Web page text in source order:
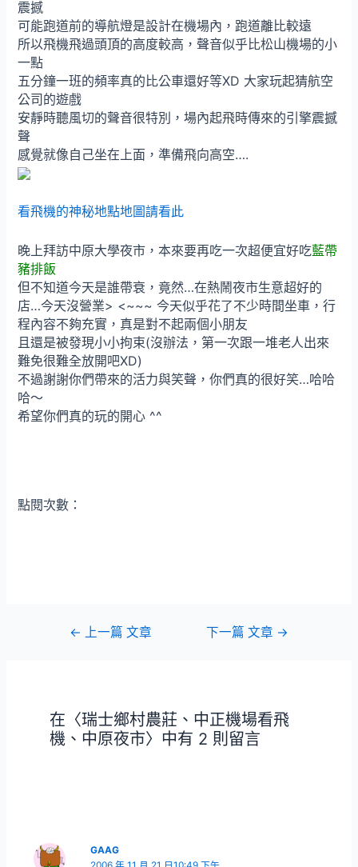
震撼
可能跑道前的導航燈是設計在機場內，跑道離比較遠
所以飛機飛過頭頂的高度較高，聲音似乎比松山機場的小
一點
五分鐘一班的頻率真的比公車還好等XD 大家玩起猜航空
公司的遊戲
安靜時聽風切的聲音很特別，場內起飛時傳來的引擎震撼
聲
感覺就像自己坐在上面，準備飛向高空….
看飛機的神秘地點地圖請看此
晚上拜訪中原大學夜市，本來要再吃一次超便宜好吃藍帶
豬排飯
但不知道今天是誰帶衰，竟然…在熱鬧夜市生意超好的
店…今天沒營業> <~~~ 今天似乎花了不少時間坐車，行
程內容不夠充實，真是對不起兩個小朋友
且還是被發現小小拘束(沒辦法，第一次跟一堆老人出來
難免很難全放開吧XD)
不過謝謝你們帶來的活力與笑聲，你們真的很好笑…哈哈
哈～
希望你們真的玩的開心 ^^
點閱次數：
← 上一篇 文章 下一篇 文章 →
在〈瑞士鄉村農莊、中正機場看飛
機、中原夜市〉中有 2 則留言
GAAG